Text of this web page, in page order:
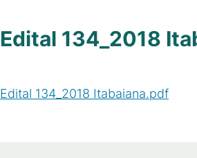
Edital 134_2018
Edital 134_2018 Itabaiana.pdf